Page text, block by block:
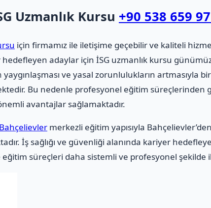
Uzmanlık Kursu +90 538 659
için firmamız ile iletişime geçebilir ve kaliteli
adaylar için İSG uzmanlık kursu
yaygınlaşması ve yasal zorunlulukların artmasıyla
Bu nedenle profesyonel eğitim süreçlerinden
avantajlar sağlamaktadır.
Bahçelievler merkezli eğitim yapısıyla
İş sağlığı ve güvenliği alanında kariyer
süreçleri daha sistemli ve profesyonel şekilde